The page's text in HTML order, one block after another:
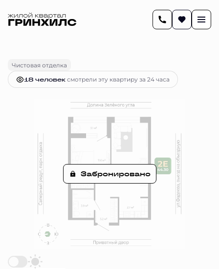
Чистовая отделка
18 человексмотрели эту квартиру за 24 часа
Забронировано